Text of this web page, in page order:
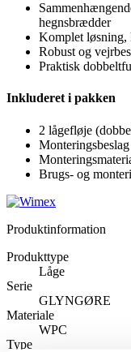
hegnsbrædder
Komplet løsning,
Robust og
Praktisk
Inkluderet i pakken
2 lågefløje
Brugs- og
Produktinformation
Produkttype
Låge
Serie
GLYNGØRE
Materiale
WPC
Type